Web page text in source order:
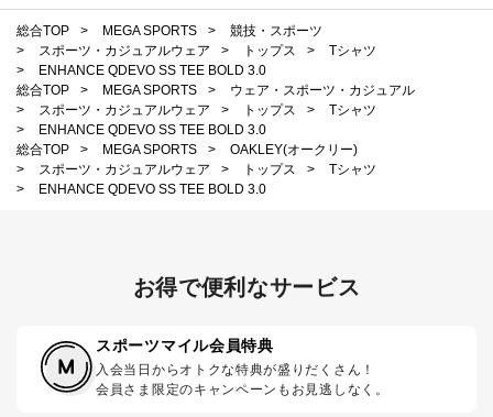
総合TOP > MEGA SPORTS >
競技・スポーツ
>
スポーツ・カジュアルウェア > トップス >
Tシャツ
>
ENHANCE QDEVO SS TEE BOLD 3.0
総合TOP
> MEGA SPORTS >
ウェア・スポーツ・カジュアル
>
スポーツ・カジュアルウェア > トップス >
Tシャツ
>
ENHANCE QDEVO SS TEE BOLD 3.0
総合TOP
> MEGA SPORTS >
OAKLEY(オークリー)
>
スポーツ・カジュアルウェア > トップス >
Tシャツ
>
ENHANCE QDEVO SS TEE BOLD 3.0
お得で便利なサービス
スポーツマイル会員特典
入会当日からオトクな特典が盛りだくさん！
会員さま限定のキャンペーンもお見逃しなく。